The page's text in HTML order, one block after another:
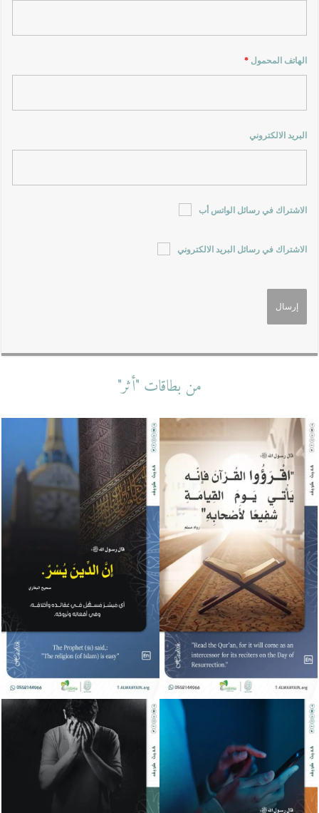
الهاتف المحمول*
البريد الالكتروني
الاشتراك في رسائل الواتس أب
الاشتراك في رسائل البريد الالكتروني
من بطاقات "أثر"